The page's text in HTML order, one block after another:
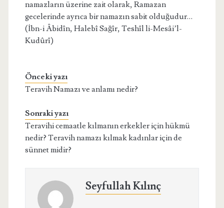
namazların üzerine zait olarak, Ramazan
gecelerinde ayrıca bir namazın sabit olduğudur…
(İbn-i Âbidîn, Halebî Sağîr, Teshîl li-Mesâi’l-
Kudûrî)
Önceki yazı
Teravih Namazı ve anlamı nedir?
Sonraki yazı
Teravihi cemaatle kılmanın erkekler için hükmü
nedir? Teravih namazı kılmak kadınlar için de
sünnet midir?
Seyfullah Kılınç